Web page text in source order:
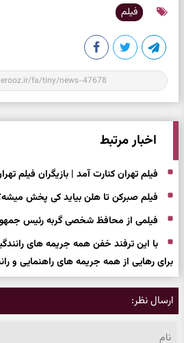
فیلم
اخبار مرتبط
فیلم تهران کنارت آمد | بازیگران فیلم
فیلم صبرکن تا هلن بیاید کی پخش
فیلمی از محافظ شخصی گربه رئیس
با این ترفند خفن همه جریمه های
برای رهایی از همه جریمه های راهنمایی و
ارسال نظر: